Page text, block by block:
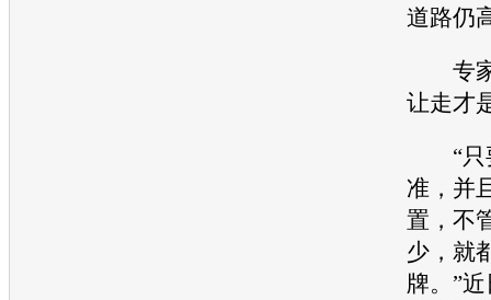
道路仍
专家
让走才
“只
准，并
置，不
少，就
牌。”